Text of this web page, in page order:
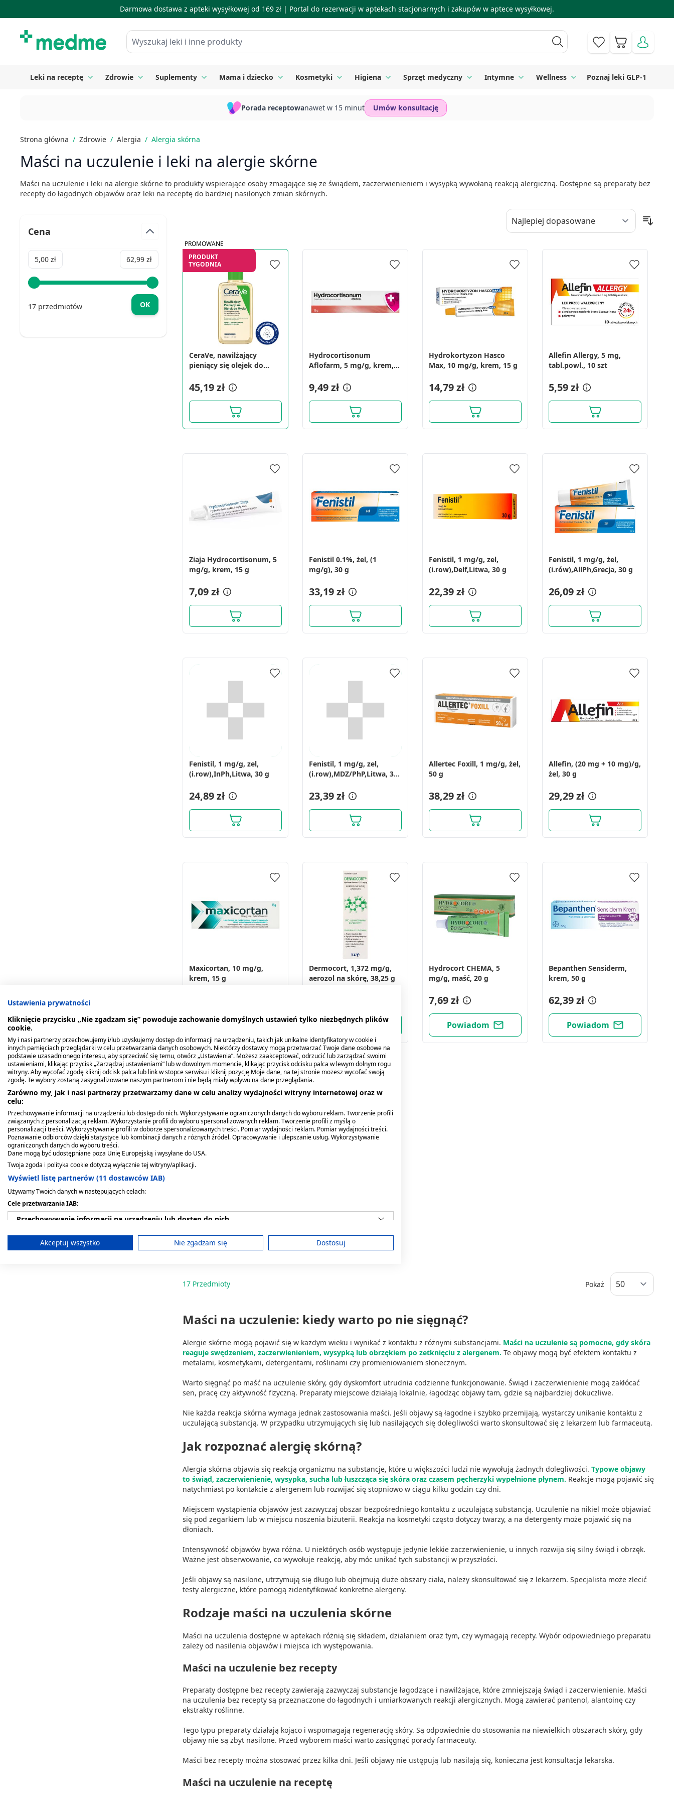
Darmowa dostawa z apteki wysyłkowej od 169 zł | Portal do rezerwacji w aptekach stacjonarnych i zakupów w aptece wysyłkowej.
Wyszukaj leki i inne produkty
Koszyk
Leki na receptę Toggle submenu for Leki na receptę
Zdrowie Toggle submenu for Zdrowie
Suplementy Toggle submenu for Suplementy
Mama i dziecko Toggle submenu for Mama i dziecko
Kosmetyki Toggle submenu for Kosmetyki
Higiena Toggle submenu for Higiena
Sprzęt medyczny Toggle submenu for Sprzęt medyczny
Intymne Toggle submenu for Intymne
Wellness Toggle submenu for Wellness
Poznaj leki GLP-1
Porada receptowanawet w 15 minut Umów konsultację
Strona główna / Zdrowie / Alergia / Alergia skórna
Maści na uczulenie i leki na alergie skórne
Maści na uczulenie i leki na alergie skórne to produkty wspierające osoby zmagające się ze świądem, zaczerwienieniem i wysypką wywołaną reakcją alergiczną. Dostępne są preparaty bez
recepty do łagodnych objawów oraz leki na receptę do bardziej nasilonych zmian skórnych.
Cena
Minimum value
5,00 zł Maximum value
62,99 zł
17 przedmiotów OK
PROMOWANE
PRODUKT
TYGODNIA
CeraVe, nawilżający
pieniący się olejek do
45,19 zł
Hydrocortisonum
Aflofarm, 5 mg/g, krem,
9,49 zł
Hydrokortyzon Hasco
Max, 10 mg/g, krem, 15 g
14,79 zł
Allefin Allergy, 5 mg,
tabl.powl., 10 szt
5,59 zł
Ziaja Hydrocortisonum, 5
mg/g, krem, 15 g
7,09 zł
Fenistil 0.1%, żel, (1
mg/g), 30 g
33,19 zł
Fenistil, 1 mg/g, zel,
(i.row),Delf,Litwa, 30 g
22,39 zł
Fenistil, 1 mg/g, żel,
(i.rów),AllPh,Grecja, 30 g
26,09 zł
Fenistil, 1 mg/g, zel,
(i.row),InPh,Litwa, 30 g
24,89 zł
Fenistil, 1 mg/g, zel,
(i.row),MDZ/PhP,Litwa, 30
23,39 zł
Allertec Foxill, 1 mg/g, żel,
50 g
38,29 zł
Allefin, (20 mg + 10 mg)/g,
żel, 30 g
29,29 zł
Maxicortan, 10 mg/g,
krem, 15 g
Powiadom
Dermocort, 1,372 mg/g,
aerozol na skórę, 38,25 g
Powiadom
Hydrocort CHEMA, 5
mg/g, maść, 20 g
7,69 zł
Powiadom
Bepanthen Sensiderm,
krem, 50 g
62,39 zł
Powiadom
17 Przedmioty Pokaż
Maści na uczulenie: kiedy warto po nie sięgnąć?
Alergie skórne mogą pojawić się w każdym wieku i wynikać z kontaktu z różnymi substancjami. Maści na uczulenie są pomocne, gdy skóra
reaguje swędzeniem, zaczerwienieniem, wysypką lub obrzękiem po zetknięciu z alergenem. Te objawy mogą być efektem kontaktu z
metalami, kosmetykami, detergentami, roślinami czy promieniowaniem słonecznym.
Warto sięgnąć po maść na uczulenie skóry, gdy dyskomfort utrudnia codzienne funkcjonowanie. Świąd i zaczerwienienie mogą zakłócać
sen, pracę czy aktywność fizyczną. Preparaty miejscowe działają lokalnie, łagodząc objawy tam, gdzie są najbardziej dokuczliwe.
Nie każda reakcja skórna wymaga jednak zastosowania maści. Jeśli objawy są łagodne i szybko przemijają, wystarczy unikanie kontaktu z
uczulającą substancją. W przypadku utrzymujących się lub nasilających się dolegliwości warto skonsultować się z lekarzem lub farmaceutą.
Jak rozpoznać alergię skórną?
Alergia skórna objawia się reakcją organizmu na substancje, które u większości ludzi nie wywołują żadnych dolegliwości. Typowe objawy
to świąd, zaczerwienienie, wysypka, sucha lub łuszcząca się skóra oraz czasem pęcherzyki wypełnione płynem. Reakcje mogą pojawić się
natychmiast po kontakcie z alergenem lub rozwijać się stopniowo w ciągu kilku godzin czy dni.
Miejscem wystąpienia objawów jest zazwyczaj obszar bezpośredniego kontaktu z uczulającą substancją. Uczulenie na nikiel może objawiać
się pod zegarkiem lub w miejscu noszenia biżuterii. Reakcja na kosmetyki często dotyczy twarzy, a na detergenty może pojawić się na
dłoniach.
Intensywność objawów bywa różna. U niektórych osób występuje jedynie lekkie zaczerwienienie, u innych rozwija się silny świąd i obrzęk.
Ważne jest obserwowanie, co wywołuje reakcję, aby móc unikać tych substancji w przyszłości.
Jeśli objawy są nasilone, utrzymują się długo lub obejmują duże obszary ciała, należy skonsultować się z lekarzem. Specjalista może zlecić
testy alergiczne, które pomogą zidentyfikować konkretne alergeny.
Rodzaje maści na uczulenia skórne
Maści na uczulenia dostępne w aptekach różnią się składem, działaniem oraz tym, czy wymagają recepty. Wybór odpowiedniego preparatu
zależy od nasilenia objawów i miejsca ich występowania.
Maści na uczulenie bez recepty
Preparaty dostępne bez recepty zawierają zazwyczaj substancje łagodzące i nawilżające, które zmniejszają świąd i zaczerwienienie. Maści
na uczulenia bez recepty są przeznaczone do łagodnych i umiarkowanych reakcji alergicznych. Mogą zawierać pantenol, alantoinę czy
ekstrakty roślinne.
Tego typu preparaty działają kojąco i wspomagają regenerację skóry. Są odpowiednie do stosowania na niewielkich obszarach skóry, gdy
objawy nie są zbyt nasilone. Przed wyborem maści warto zasięgnąć porady farmaceuty.
Maści bez recepty można stosować przez kilka dni. Jeśli objawy nie ustępują lub nasilają się, konieczna jest konsultacja lekarska.
Maści na uczulenie na receptę
Ustawienia prywatności
Kliknięcie przycisku „Nie zgadzam się” powoduje zachowanie domyślnych ustawień tylko niezbędnych plików
cookie.
My i nasi partnerzy przechowujemy i/lub uzyskujemy dostęp do informacji na urządzeniu, takich jak unikalne identyfikatory w cookie i
innych pamięciach przeglądarki w celu przetwarzania danych osobowych. Niektórzy dostawcy mogą przetwarzać Twoje dane osobowe na
podstawie uzasadnionego interesu, aby sprzeciwić się temu, otwórz „Ustawienia”. Możesz zaakceptować, odrzucić lub zarządzać swoimi
ustawieniami, klikając przycisk „Zarządzaj ustawieniami” lub w dowolnym momencie, klikając przycisk odcisku palca w lewym dolnym rogu
witryny. Aby wycofać zgodę kliknij odcisk palca lub link w stopce serwisu i kliknij pozycję Moje dane, na tej stronie możesz wycofać swoją
zgodę. Te wybory zostaną zasygnalizowane naszym partnerom i nie będą miały wpływu na dane przeglądania.
Zarówno my, jak i nasi partnerzy przetwarzamy dane w celu analizy wydajności witryny internetowej oraz w
celu:
Przechowywanie informacji na urządzeniu lub dostęp do nich. Wykorzystywanie ograniczonych danych do wyboru reklam. Tworzenie profili
związanych z personalizacją reklam. Wykorzystanie profili do wyboru spersonalizowanych reklam. Tworzenie profili z myślą o
personalizacji treści. Wykorzystywanie profili w doborze spersonalizowanych treści. Pomiar wydajności reklam. Pomiar wydajności treści.
Poznawanie odbiorców dzięki statystyce lub kombinacji danych z różnych źródeł. Opracowywanie i ulepszanie usług. Wykorzystywanie
ograniczonych danych do wyboru treści.
Dane mogą być udostępniane poza Unię Europejską i wysyłane do USA.
Twoja zgoda i polityka cookie dotyczą wyłącznie tej witryny/aplikacji.
Wyświetl listę partnerów (11 dostawców IAB)
Używamy Twoich danych w następujących celach:
Cele przetwarzania IAB:
Przechowywanie informacji na urządzeniu lub dostęp do nich
Wykorzystywanie ograniczonych danych do wyboru reklam
Wykorzystanie profili do wyboru spersonalizowanych reklam
Wykorzystywanie profili w celu doboru spersonalizowanych treści
Rozumienie odbiorców dzięki statystyce lub kombinacji danych z różnych źródeł
Wykorzystywanie ograniczonych danych do wyboru treści
Identyfikowanie urządzeń na podstawie aktywnie żądanych informacji
Akceptuj wszystko Nie zgadzam się Dostosuj